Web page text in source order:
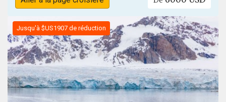
Jusqu'à $US1907 de réduction